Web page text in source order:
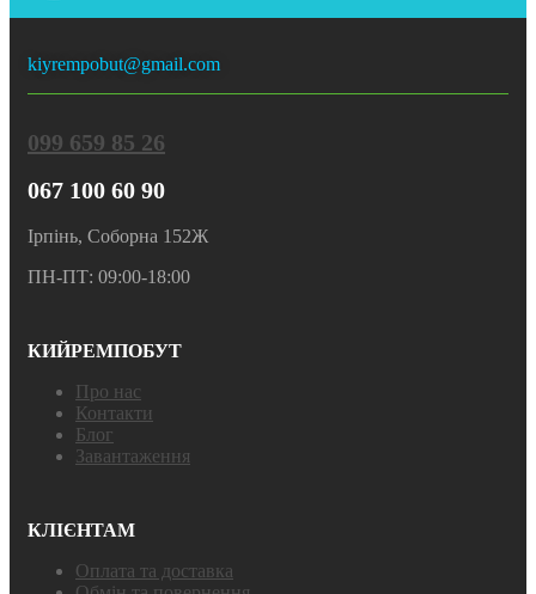
kiyrempobut@gmail.com
099 659 85 26
067 100 60 90
Ірпінь, Соборна 152Ж
ПН-ПТ: 09:00-18:00
КИЙРЕМПОБУТ
Про нас
Контакти
Блог
Завантаження
КЛІЄНТАМ
Оплата та доставка